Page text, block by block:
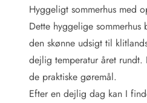
Vejret i Danmark
Sæsontider
Baderegler
Naturbeskyttelse
Webcam
Fotokonkurrence
Hyggeligt sommerhus med
Dette hyggelige
den skønne udsigt til
dejlig temperatur året rundt.
de praktiske gøremål.
Efter en dejlig dag kan I